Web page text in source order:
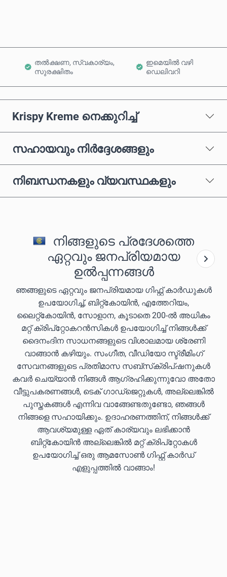
തൽക്ഷണ, സ്വകാര്യം,
സുരക്ഷിതം
ഇമെയിൽ വഴി
ഡെലിവറി
Krispy Kreme നെക്കുറിച്ച്
സഹായവും നിർദ്ദേശങ്ങളും
നിബന്ധനകളും വ്യവസ്ഥകളും
നിങ്ങളുടെ പ്രദേശത്തെ
ഏറ്റവും ജനപ്രിയമായ
ഉൽപ്പന്നങ്ങൾ
ഞങ്ങളുടെ ഏറ്റവും ജനപ്രിയമായ ഗിഫ്റ്റ് കാർഡുകൾ
ഉപയോഗിച്ച്, ബിറ്റ്കോയിൻ, എത്തേറിയം,
ലൈറ്റ്കോയിൻ, സോളാന, കൂടാതെ 200-ൽ അധികം
മറ്റ് ക്രിപ്‌റ്റോകറൻസികൾ ഉപയോഗിച്ച് നിങ്ങൾക്ക്
ദൈനംദിന സാധനങ്ങളുടെ വിശാലമായ ശ്രേണി
വാങ്ങാൻ കഴിയും. സംഗീത, വീഡിയോ സ്ട്രീമിംഗ്
സേവനങ്ങളുടെ പ്രതിമാസ സബ്‌സ്‌ക്രിപ്‌ഷനുകൾ
കവർ ചെയ്യാൻ നിങ്ങൾ ആഗ്രഹിക്കുന്നുവോ അതോ
വീട്ടുപകരണങ്ങൾ, ടെക് ഗാഡ്‌ജെറ്റുകൾ, അല്ലെങ്കിൽ
പുസ്തകങ്ങൾ എന്നിവ വാങ്ങേണ്ടതുണ്ടോ, ഞങ്ങൾ
നിങ്ങളെ സഹായിക്കും. ഉദാഹരണത്തിന്, നിങ്ങൾക്ക്
ആവശ്യമുള്ള ഏത് കാര്യവും ലഭിക്കാൻ
ബിറ്റ്കോയിൻ അല്ലെങ്കിൽ മറ്റ് ക്രിപ്‌റ്റോകൾ
ഉപയോഗിച്ച് ഒരു ആമസോൺ ഗിഫ്റ്റ് കാർഡ്
എളുപ്പത്തിൽ വാങ്ങാം!